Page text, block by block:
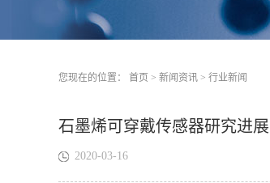
您现在的位置： 首页 > 新闻资讯 > 行业新闻
石墨烯可穿戴传感器研究进展
2020-03-16